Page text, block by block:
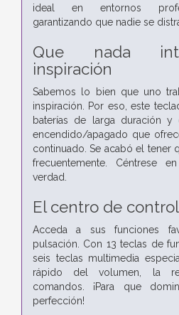
ideal en entornos
garantizando que nadie se
Que nada
inspiración
Sabemos lo bien que uno
inspiración. Por eso, este
baterías de larga duración
encendido/apagado que
continuado. Se acabó el tener
frecuentemente. Céntrese
verdad.
El centro de control
Acceda a sus funciones
pulsación. Con 13 teclas de
seis teclas multimedia
rápido del volumen, la
comandos. ¡Para que
perfección!